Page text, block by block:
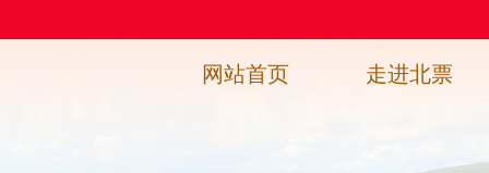
网站首页 走进北票